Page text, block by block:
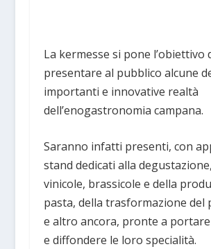
La kermesse si pone l’obiettivo
presentare al pubblico alcune
importanti e innovative realtà
dell’enogastronomia campana.
Saranno infatti presenti, con
stand dedicati alla
vinicole, brassicole e della
pasta, della trasformazione del
e altro ancora, pronte a
e diffondere le loro specialità.